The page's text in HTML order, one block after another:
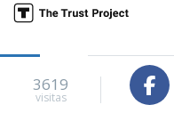
3619
visitas